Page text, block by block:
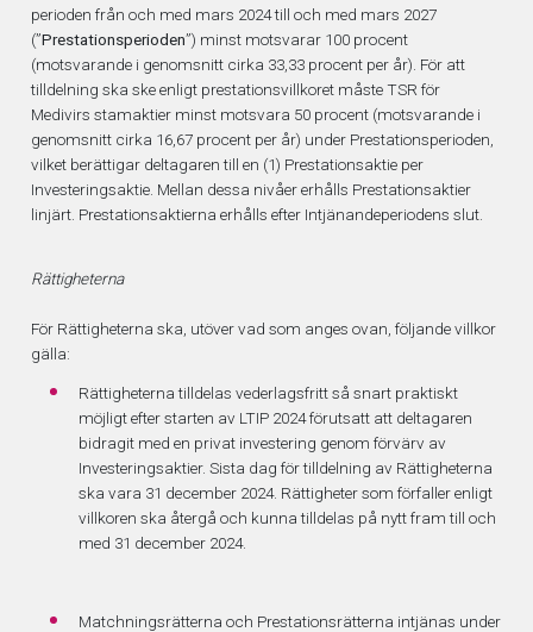
perioden från och med mars 2024 till och med mars 2027
(”Prestationsperioden”) minst motsvarar 100 procent
(motsvarande i genomsnitt cirka 33,33 procent per år). För att
tilldelning ska ske enligt prestationsvillkoret måste TSR för
Medivirs stamaktier minst motsvara 50 procent (motsvarande i
genomsnitt cirka 16,67 procent per år) under Prestationsperioden,
vilket berättigar deltagaren till en (1) Prestationsaktie per
Investeringsaktie. Mellan dessa nivåer erhålls Prestationsaktier
linjärt. Prestationsaktierna erhålls efter Intjänandeperiodens slut.
Rättigheterna
För Rättigheterna ska, utöver vad som anges ovan, följande villkor
gälla:
Rättigheterna tilldelas vederlagsfritt så snart praktiskt
möjligt efter starten av LTIP 2024 förutsatt att deltagaren
bidragit med en privat investering genom förvärv av
Investeringsaktier. Sista dag för tilldelning av Rättigheterna
ska vara 31 december 2024. Rättigheter som förfaller enligt
villkoren ska återgå och kunna tilldelas på nytt fram till och
med 31 december 2024.
Matchningsrätterna och Prestationsrätterna intjänas under